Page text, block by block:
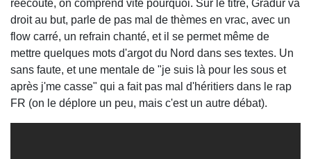
réécoute, on comprend vite pourquoi. Sur le titre, Gradur va
droit au but, parle de pas mal de thèmes en vrac, avec un
flow carré, un refrain chanté, et il se permet même de
mettre quelques mots d'argot du Nord dans ses textes. Un
sans faute, et une mentale de "je suis là pour les sous et
après j'me casse" qui a fait pas mal d'héritiers dans le rap
FR (on le déplore un peu, mais c'est un autre débat).